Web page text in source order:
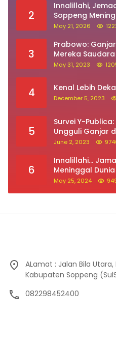
2
Innalillahi,
Soppeng
May 21, 2026
3
Prabowo:
Mereka
May 31, 2023
4 Kenal Lebih
December 5, 2023
5
Survei Y-
Ungguli Ganjar
Kepuasan
June 2, 2023
6
Innalillahi…
Meninggal Dunia
May 25, 2024
ALamat : Jalan Bila
Kabupaten Soppeng
082298452400